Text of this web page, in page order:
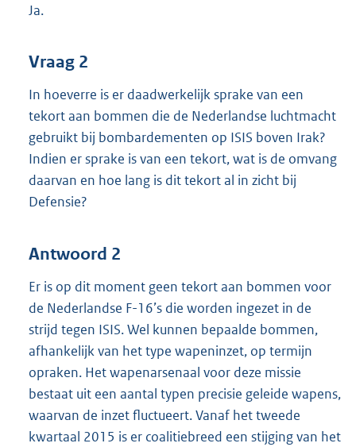
Ja.
Vraag 2
In hoeverre is er daadwerkelijk sprake van een
tekort aan bommen die de Nederlandse luchtmacht
gebruikt bij bombardementen op ISIS boven Irak?
Indien er sprake is van een tekort, wat is de omvang
daarvan en hoe lang is dit tekort al in zicht bij
Defensie?
Antwoord 2
Er is op dit moment geen tekort aan bommen voor
de Nederlandse F-16’s die worden ingezet in de
strijd tegen ISIS. Wel kunnen bepaalde bommen,
afhankelijk van het type wapeninzet, op termijn
opraken. Het wapenarsenaal voor deze missie
bestaat uit een aantal typen precisie geleide wapens,
waarvan de inzet fluctueert. Vanaf het tweede
kwartaal 2015 is er coalitiebreed een stijging van het